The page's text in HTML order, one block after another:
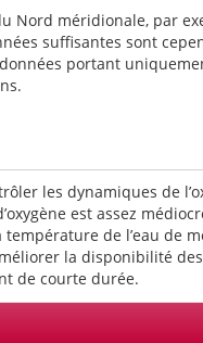
Nord méridionale, par
suffisantes sont
portant
les dynamiques de
est assez
de l’eau de
la disponibilité
de courte durée.